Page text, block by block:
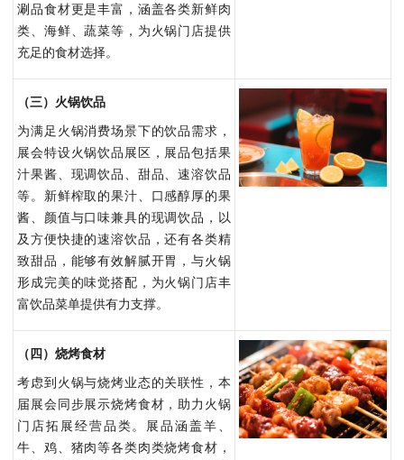
涮品食材更是丰富，涵盖各类新鲜肉
类、海鲜、蔬菜等，为火锅门店提供
充足的食材选择。
（三）火锅饮品
为满足火锅消费场景下的饮品需求，
展会特设火锅饮品展区，展品包括果
汁果酱、现调饮品、甜品、速溶饮品
等。新鲜榨取的果汁、口感醇厚的果
酱、颜值与口味兼具的现调饮品，以
及方便快捷的速溶饮品，还有各类精
致甜品，能够有效解腻开胃，与火锅
形成完美的味觉搭配，为火锅门店丰
富饮品菜单提供有力支撑。
（四）烧烤食材
考虑到火锅与烧烤业态的关联性，本
届展会同步展示烧烤食材，助力火锅
门店拓展经营品类。展品涵盖羊、
牛、鸡、猪肉等各类肉类烧烤食材，